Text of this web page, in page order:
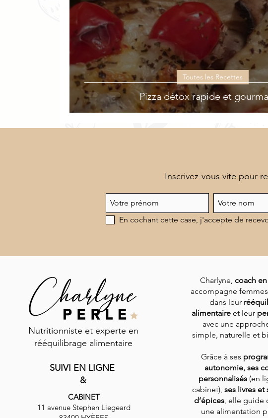
Pizza détox rapide et
Toutes les Recettes
Inscrivez-vous vite pour
En cochant cette case, j'accepte de
Nutritionniste et experte en
rééquilibrage alimentaire
SUIVI EN LIGNE
&
CABINET
11 avenue Stephen Liegeard
Charlyne, coach
accompagne
dans leur
alimentaire et leur
avec une
simple, naturelle et
Grâce à ses
autonomie, ses
personnalisés (en
cabinet), ses livres
d’épices, elle guide
une alimentation